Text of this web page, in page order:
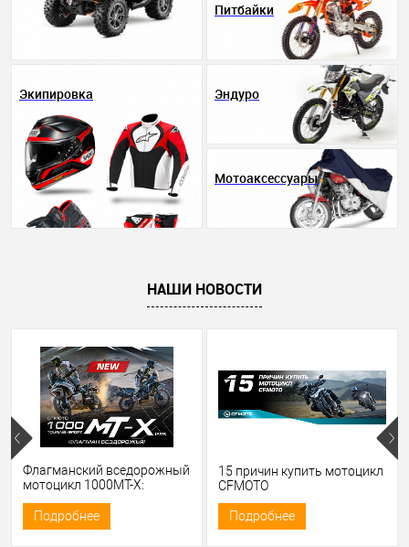
Питбайки
Экипировка Эндуро
Мотоаксессуары
НАШИ НОВОСТИ
Флагманский вседорожный
мотоцикл 1000MT-X:
комфорт сразу в двух
версиях — Sport и Touring
Подробнее
15 причин купить мотоцикл
CFMOTO
Подробнее